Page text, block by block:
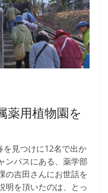
薬用植物園を
見つけに12名で出か
ンパスにある、薬学部
の吉田さんにお世話を
明を頂いたのは、とっ